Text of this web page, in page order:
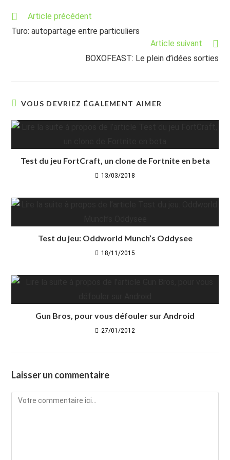
Read
articles
Article précédent
Turo: autopartage entre particuliers
Article suivant
BOXOFEAST: Le plein d’idées sorties
VOUS DEVRIEZ ÉGALEMENT AIMER
Test du jeu FortCraft, un clone de Fortnite en beta
13/03/2018
Test du jeu: Oddworld Munch’s Oddysee
18/11/2015
Gun Bros, pour vous défouler sur Android
27/01/2012
Laisser un commentaire
Comment